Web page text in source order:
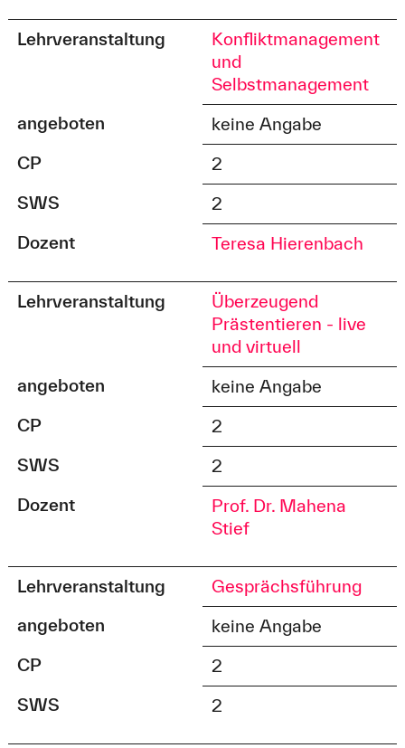
Lehrveranstaltung
Konfliktmanagement
und
Selbstmanagement
angeboten
keine Angabe
CP
2
SWS
2
Dozent
Teresa Hierenbach
Lehrveranstaltung
Überzeugend
Prästentieren - live
und virtuell
angeboten
keine Angabe
CP
2
SWS
2
Dozent
Prof. Dr. Mahena
Stief
Lehrveranstaltung
Gesprächsführung
angeboten
keine Angabe
CP
2
SWS
2